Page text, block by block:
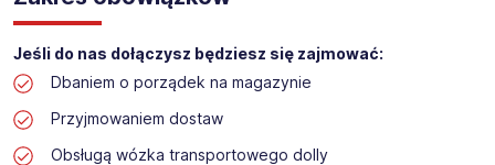
Profit jest obecnie jedną z największych niezależnych
polskich agencji zatrudnienia. W ciągu wielu lat naszej
działalności daliśmy pracę przeszło 50 000 pracowników
w całym kraju. Skutecznie znajdujemy pracowników dla
największych firm, jak również małych rodzinnych
przedsiębiorstw w Polsce. Agencja jest wpisana pod nr
Jeśli do nas dołączysz będziesz się zajmować:
Dbaniem o porządek na magazynie
Przyjmowaniem dostaw
Obsługą wózka transportowego dolly